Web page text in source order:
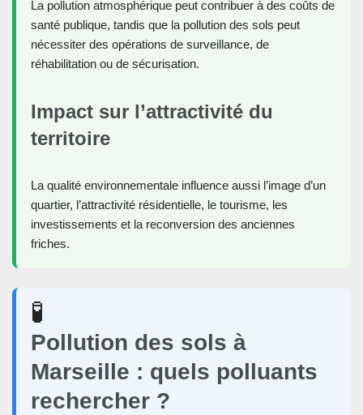
La pollution atmosphérique peut contribuer à des coûts de
santé publique, tandis que la pollution des sols peut
nécessiter des opérations de surveillance, de
réhabilitation ou de sécurisation.
Impact sur l’attractivité du
territoire
La qualité environnementale influence aussi l’image d’un
quartier, l’attractivité résidentielle, le tourisme, les
investissements et la reconversion des anciennes
friches.
🧪
Pollution des sols à
Marseille : quels polluants
rechercher ?